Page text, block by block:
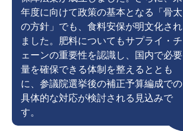
年度に向けて政策の基本となる「骨太
の方針」でも、食料安保が明文化され
ました。肥料についてもサプライ・チ
ェーンの重要性を認識し、国内で必要
量を確保できる体制を整えるととも
に、参議院選挙後の補正予算編成での
具体的な対応が検討される見込みで
す。